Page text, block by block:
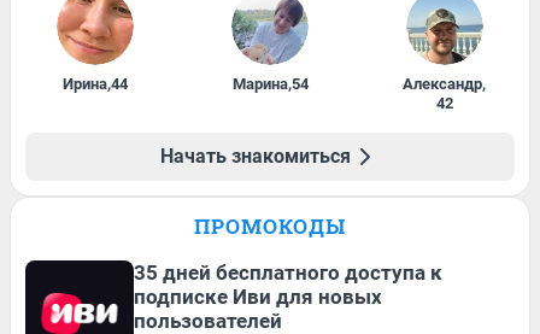
Ирина,44 Марина,54 Александр,
42
Начать знакомиться
ПРОМОКОДЫ
35 дней бесплатного доступа к
подписке Иви для новых
пользователей